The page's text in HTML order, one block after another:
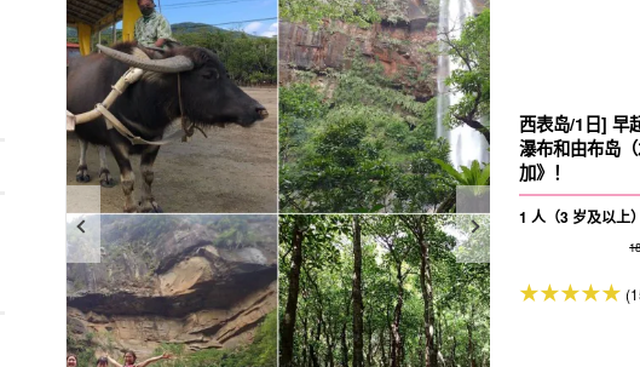
西表岛/1日] 早
瀑布和由布岛
加》！
1 人（3 岁及以上）